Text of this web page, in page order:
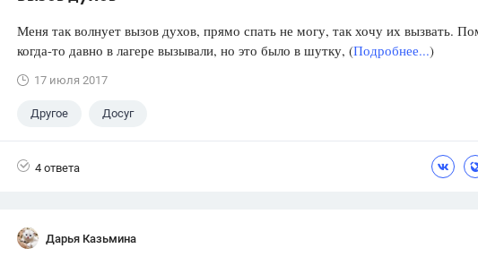
Меня так волнует вызов духов, прямо спать не могу, так хочу их вызвать.
когда-то давно в лагере вызывали, но это было в шутку, (Подробнее...)
17 июля 2017
Другое Досуг
4 ответа
Дарья Казьмина